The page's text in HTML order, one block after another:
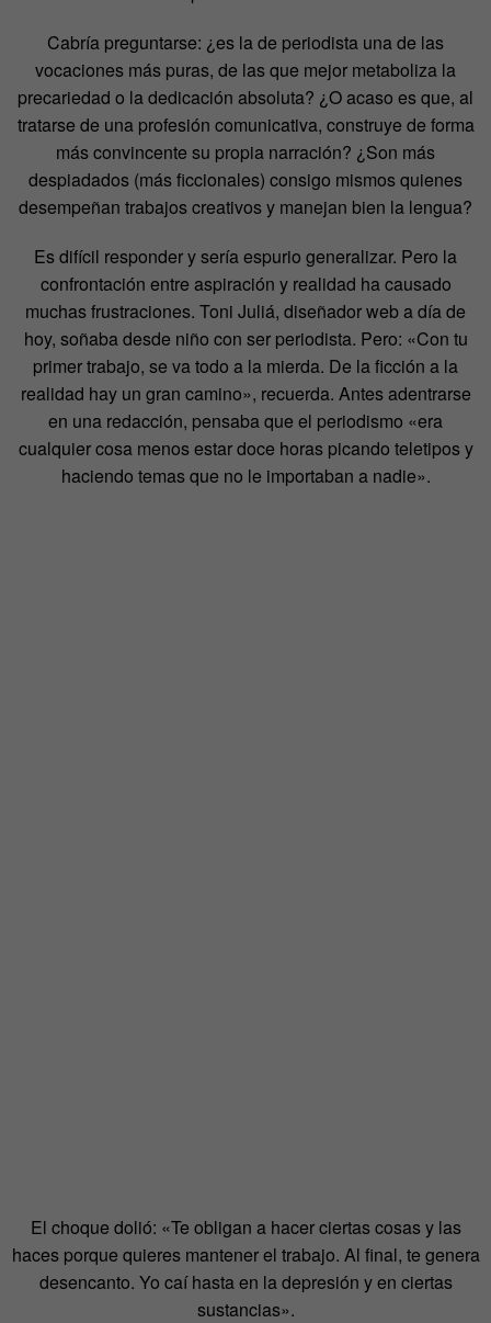
Cabría preguntarse: ¿es la de periodista una de las
vocaciones más puras, de las que mejor metaboliza la
precariedad o la dedicación absoluta? ¿O acaso es que, al
tratarse de una profesión comunicativa, construye de forma
más convincente su propia narración? ¿Son más
despiadados (más ficcionales) consigo mismos quienes
desempeñan trabajos creativos y manejan bien la lengua?
Es difícil responder y sería espurio generalizar. Pero la
confrontación entre aspiración y realidad ha causado
muchas frustraciones. Toni Juliá, diseñador web a día de
hoy, soñaba desde niño con ser periodista. Pero: «Con tu
primer trabajo, se va todo a la mierda. De la ficción a la
realidad hay un gran camino», recuerda. Antes adentrarse
en una redacción, pensaba que el periodismo «era
cualquier cosa menos estar doce horas picando teletipos y
haciendo temas que no le importaban a nadie».
El choque dolió: «Te obligan a hacer ciertas cosas y las
haces porque quieres mantener el trabajo. Al final, te genera
desencanto. Yo caí hasta en la depresión y en ciertas
sustancias».